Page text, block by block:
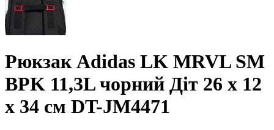
Рюкзак Adidas LK MRVL SM
BPK 11,3L чорний Діт 26 x 12
x 34 см DT-JM4471